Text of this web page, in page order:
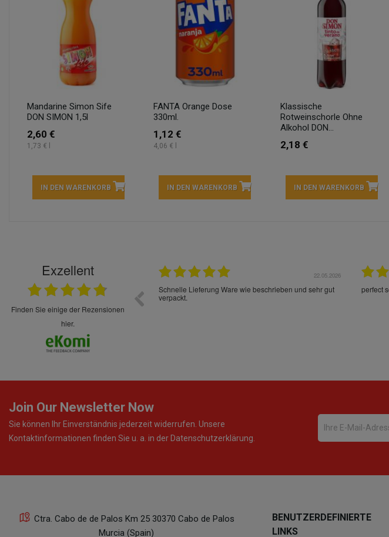
Mandarine Simon Sife
DON SIMON 1,5l
2,60 €
1,73 € l
IN DEN WARENKORB
FANTA Orange Dose
330ml.
1,12 €
4,06 € l
IN DEN WARENKORB
Klassische
Rotweinschorle Ohne
Alkohol DON...
2,18 €
IN DEN WARENKORB
Exzellent
finden Sie einige der Rezensionen
hier.
sehr sorgsam verpackt. Alles kommt
Spaß so einzukaufen. Die Abwicklung ist
22.05.2026
Schnelle Lieferung Ware wie beschrieben und sehr gut
verpackt.
perfect
Join Our Newsletter Now
Sie können Ihr Einverständnis jederzeit widerrufen. Unsere
Kontaktinformationen finden Sie u. a. in der Datenschutzerklärung.
Ctra. Cabo de de Palos Km 25 30370 Cabo de Palos
Murcia (Spain)
BENUTZERDEFINIERTE
LINKS